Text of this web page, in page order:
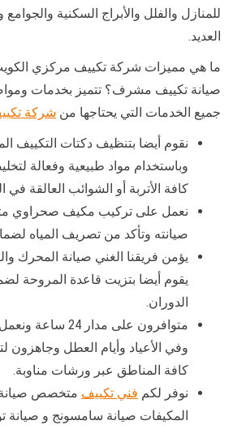
للمنازل والفلل والأبراج السكنية
العديد.
ما هي مميزات شركة تكييف مركزي
صيانة تكييف مشرف؟ تتميز بخدمات
جميع الخدمات التي يحتاجها من شركة
نقوم أيضا بتنظيف دكتات التكييف
وباستخدام مواد طبيعية وفعالة
كافة الأتربة أو الشوائب العالقة في
نعمل على تركيب مكيف صحراوي
صيانته وتأكد من تصريف المياه
يؤمن فريقنا الغني صيانة المحرك
يقوم أيضا بتزيت قاعدة المروحة
الدوران.
متوافرون على مدار
وفي الأعياد وأيام العطل وجاهزون
كافة المناطق عبر ورشات مناوبة.
نوفر لكم فني تكييف متخصص صيانة
المكيفات صيانة سامسونج و صيانة